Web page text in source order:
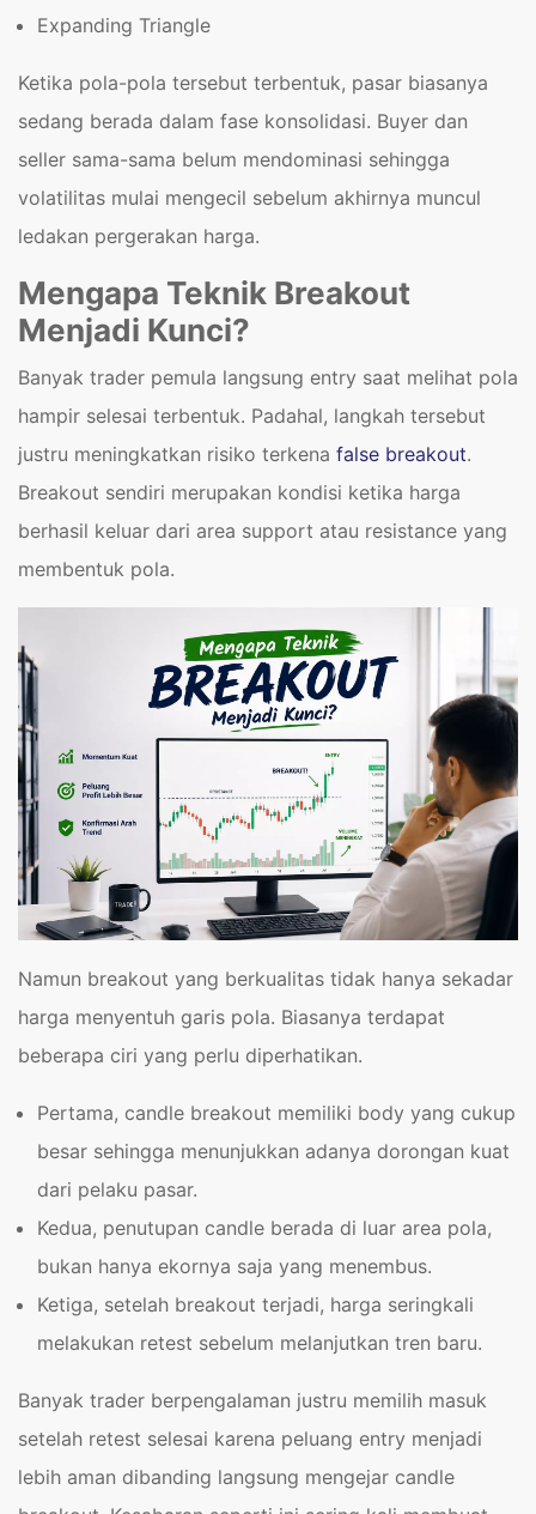
Expanding Triangle
Ketika pola-pola tersebut terbentuk, pasar biasanya
sedang berada dalam fase konsolidasi. Buyer dan
seller sama-sama belum mendominasi sehingga
volatilitas mulai mengecil sebelum akhirnya muncul
ledakan pergerakan harga.
Mengapa Teknik Breakout
Menjadi Kunci?
Banyak trader pemula langsung entry saat melihat pola
hampir selesai terbentuk. Padahal, langkah tersebut
justru meningkatkan risiko terkena false breakout.
Breakout sendiri merupakan kondisi ketika harga
berhasil keluar dari area support atau resistance yang
membentuk pola.
Namun breakout yang berkualitas tidak hanya sekadar
harga menyentuh garis pola. Biasanya terdapat
beberapa ciri yang perlu diperhatikan.
Pertama, candle breakout memiliki body yang cukup
besar sehingga menunjukkan adanya dorongan kuat
dari pelaku pasar.
Kedua, penutupan candle berada di luar area pola,
bukan hanya ekornya saja yang menembus.
Ketiga, setelah breakout terjadi, harga seringkali
melakukan retest sebelum melanjutkan tren baru.
Banyak trader berpengalaman justru memilih masuk
setelah retest selesai karena peluang entry menjadi
lebih aman dibanding langsung mengejar candle